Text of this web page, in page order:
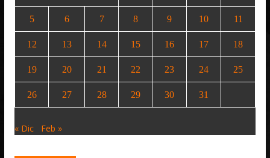
5 6 7 8 9 10 11
12 13 14 15 16 17 18
19 20 21 22 23 24 25
26 27 28 29 30 31
« Dic Feb »